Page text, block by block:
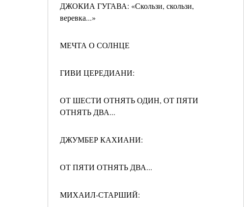
ДЖОКИА ГУГАВА: «Скользи, скользи,
веревка...»
МЕЧТА О СОЛНЦЕ
ГИВИ ЦЕРЕДИАНИ:
ОТ ШЕСТИ ОТНЯТЬ ОДИН, ОТ ПЯТИ
ОТНЯТЬ ДВА...
ДЖУМБЕР КАХИАНИ:
ОТ ПЯТИ ОТНЯТЬ ДВА...
МИХАИЛ-СТАРШИЙ: